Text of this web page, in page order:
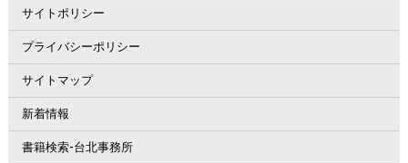
サイトポリシー
プライバシーポリシー
サイトマップ
新着情報
書籍検索-台北事務所